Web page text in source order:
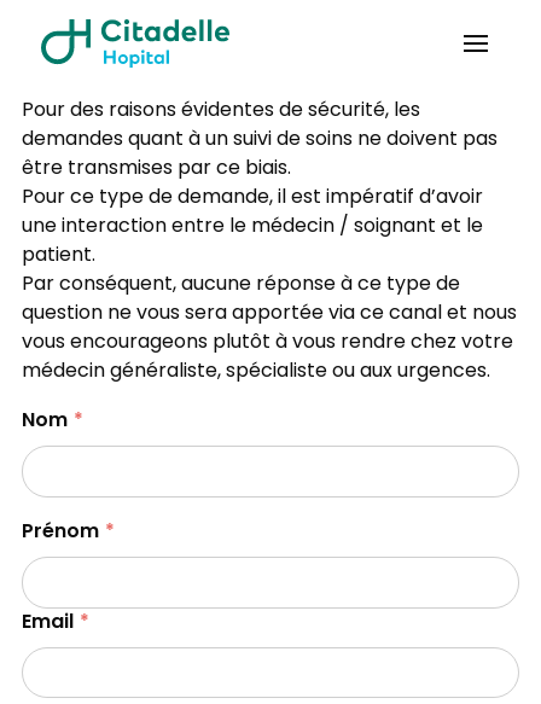
Pour des raisons évidentes de sécurité, les
demandes quant à un suivi de soins ne doivent pas
être transmises par ce biais.
Pour ce type de demande, il est impératif d’avoir
une interaction entre le médecin / soignant et le
patient.
Par conséquent, aucune réponse à ce type de
question ne vous sera apportée via ce canal et nous
vous encourageons plutôt à vous rendre chez votre
médecin généraliste, spécialiste ou aux urgences.
Nom
Prénom
Email